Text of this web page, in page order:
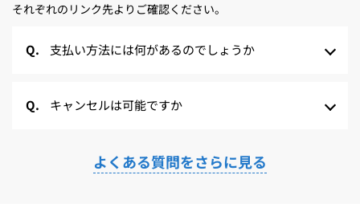
それぞれのリンク先よりご確認ください。
支払い方法には何があるのでしょうか
キャンセルは可能ですか
よくある質問をさらに見る